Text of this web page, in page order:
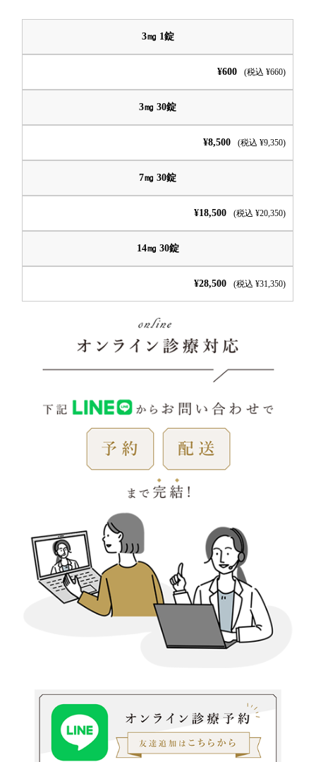
3㎎ 1錠
¥600 (税込 ¥660)
3㎎ 30錠
¥8,500 (税込 ¥9,350)
7㎎ 30錠
¥18,500 (税込 ¥20,350)
14㎎ 30錠
¥28,500 (税込 ¥31,350)